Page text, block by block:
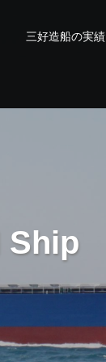
三好造船の実績
hipbu